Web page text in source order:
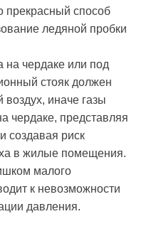
прекрасный способ
ледяной пробки
на чердаке или под
стояк должен
иначе газы
чердаке, представляя
создавая риск
в жилые помещения.
малого
к невозможности
давления.